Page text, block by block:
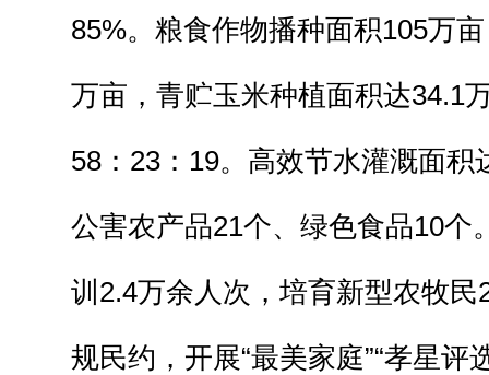
85%。粮食作物播种面积105万
万亩，青贮玉米种植面积达34.1
58：23：19。高效节水灌溉面积
公害农产品21个、绿色食品10个
训2.4万余人次，培育新型农牧民
规民约，开展“最美家庭”“孝星评